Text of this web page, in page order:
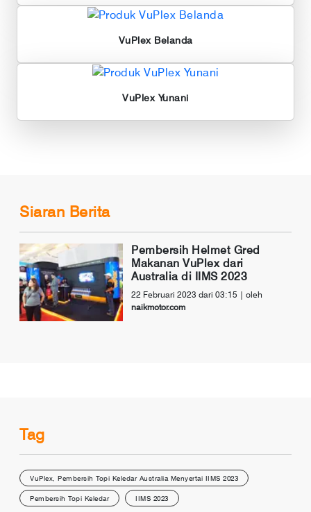
VuPlex Belanda
VuPlex Yunani
Siaran Berita
Pembersih Helmet Gred
Makanan VuPlex dari
Australia di IIMS 2023
22 Februari 2023 dari 03:15 | oleh
naikmotor.com
Tag
VuPlex, Pembersih Topi Keledar Australia Menyertai IIMS 2023
Pembersih Topi Keledar IIMS 2023